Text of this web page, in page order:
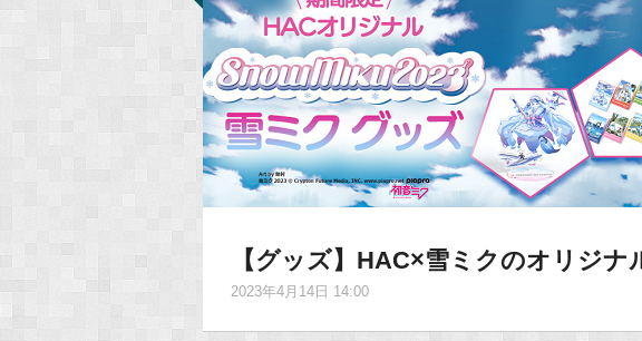
【グッズ】HAC×雪ミクのオリジナ
2023年4月14日 14:00